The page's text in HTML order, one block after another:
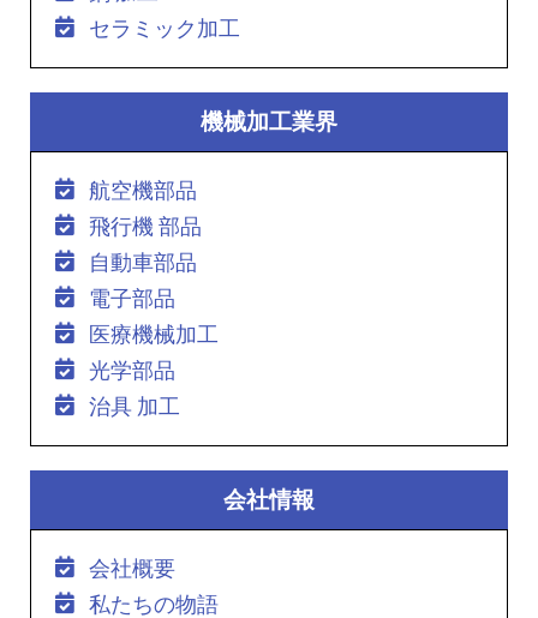
セラミック加工
機械加工業界
航空機部品
飛行機 部品
自動車部品
電子部品
医療機械加工
光学部品
治具 加工
会社情報
会社概要
私たちの物語